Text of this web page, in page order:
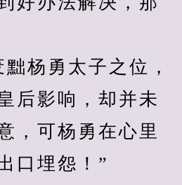
杨勇太子之位，
后影响，却并未
，可杨勇在心里
口埋怨！”